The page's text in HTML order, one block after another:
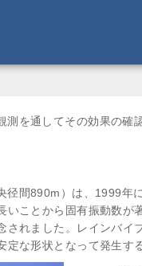
測を通してその効果の確
径間890m）は、1999年
いことから固有振動数が
されました。レインバイ
定な形状となって発生す